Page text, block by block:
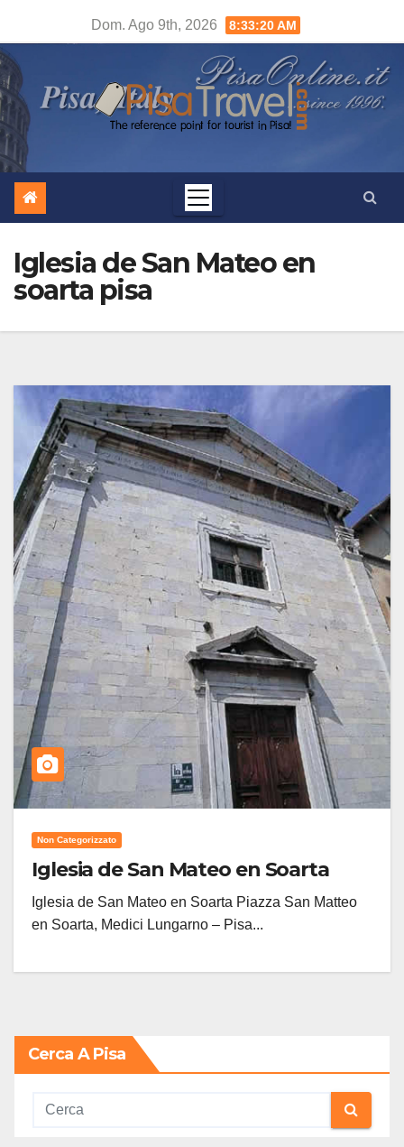
contenuto
Dom. Ago 9th, 2026 8:33:21 AM
Iglesia de San Mateo en
soarta pisa
Non Categorizzato
Iglesia de San Mateo en Soarta
Iglesia de San Mateo en Soarta Piazza San Matteo
en Soarta, Medici Lungarno – Pisa...
Cerca A Pisa